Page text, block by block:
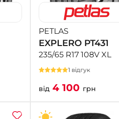
PETLAS
EXPLERO PT431
235/65 R17 108V XL
1 відгук
від4 100 грн